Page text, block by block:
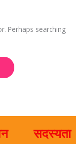
Perhaps searching
सदस्यता